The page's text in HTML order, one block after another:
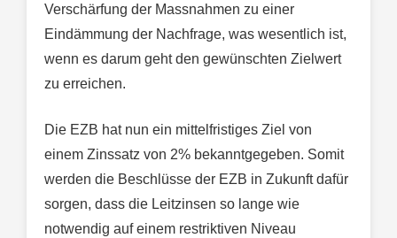
Verschärfung der Massnahmen zu einer
Eindämmung der Nachfrage, was wesentlich ist,
wenn es darum geht den gewünschten Zielwert
zu erreichen.
Die EZB hat nun ein mittelfristiges Ziel von
einem Zinssatz von 2% bekanntgegeben. Somit
werden die Beschlüsse der EZB in Zukunft dafür
sorgen, dass die Leitzinsen so lange wie
notwendig auf einem restriktiven Niveau